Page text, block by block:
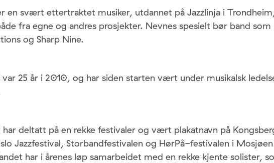
en svært ettertraktet musiker, utdannet på Jazzlinja i
fra egne og andres prosjekter. Nevnes spesielt bør band som
og Sharp Nine.
25 år i 2010, og har siden starten vært under musikalsk
har deltatt på en rekke festivaler og vært plakatnavn på
Jazzfestival, Storbandfestivalen og HørPå-festivalen i Mosjøen
har i årenes løp samarbeidet med en rekke kjente solister,